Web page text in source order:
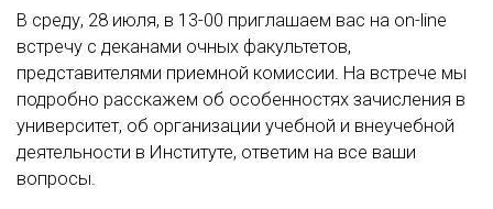
В среду, 28 июля, в 13-00 приглашаем вас на on-line
встречу с деканами очных факультетов,
представителями приемной комиссии. На встрече мы
подробно расскажем об особенностях зачисления в
университет, об организации учебной и внеучебной
деятельности в Институте, ответим на все ваши
вопросы.